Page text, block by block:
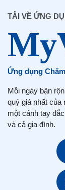
TẢI VỀ ỨNG
Ứng dụng
Mỗi ngày bận
quý giá nhất
một cánh tay
và cả gia đình.